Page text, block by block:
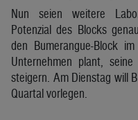
Nun seien weitere
Potenzial des Blocks
den Bumerangue-Block
Unternehmen plant,
steigern. Am Dienstag will
Quartal vorlegen.